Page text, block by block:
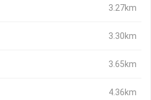
3.27km
3.30km
3.65km
4.36km